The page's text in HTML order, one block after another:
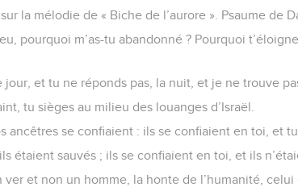
la mélodie de « Biche de l’aurore ». Psaume de
pourquoi m’as-tu abandonné ? Pourquoi
jour, et tu ne réponds pas, la nuit, et je ne trouve
tu sièges au milieu des louanges d’Israël.
ancêtres se confiaient : ils se confiaient en toi, et
étaient sauvés ; ils se confiaient en toi, et ils
ver et non un homme, la honte de l’humanité,